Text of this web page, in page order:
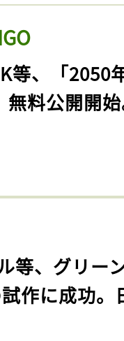
等、「2050
無料公開開
等、グリー
作に成功。